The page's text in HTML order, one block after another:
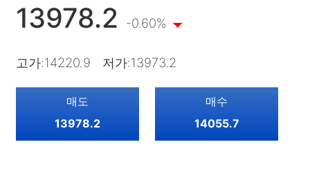
주식
ETF
거래 명세
수수료 및 요금
시장 데이터
수상과 영예
도움말
English
13978.2 -0.60%
고가:14220.9 저가:13973.2
매도
13978.2
매수
14055.7